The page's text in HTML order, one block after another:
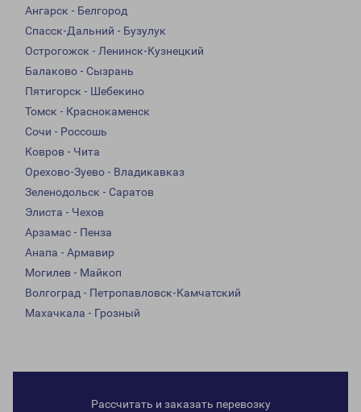
Ангарск - Белгород
Спасск-Дальний - Бузулук
Острогожск - Ленинск-Кузнецкий
Балаково - Сызрань
Пятигорск - Шебекино
Томск - Краснокаменск
Сочи - Россошь
Ковров - Чита
Орехово-Зуево - Владикавказ
Зеленодольск - Саратов
Элиста - Чехов
Арзамас - Пенза
Анапа - Армавир
Могилев - Майкоп
Волгоград - Петропавловск-Камчатский
Махачкала - Грозный
Рассчитать и заказать перевозку